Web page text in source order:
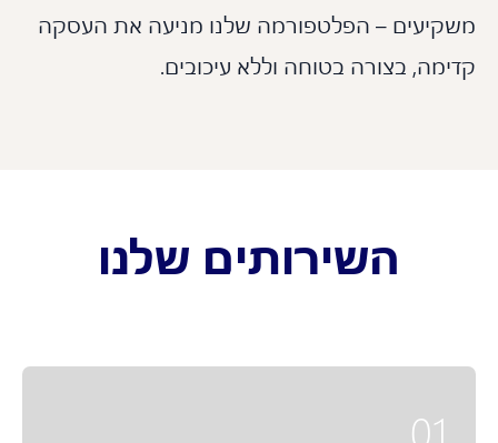
– הפלטפורמה שלנו מניעה את העסקה
בצורה בטוחה וללא עיכובים.
השירותים שלנו